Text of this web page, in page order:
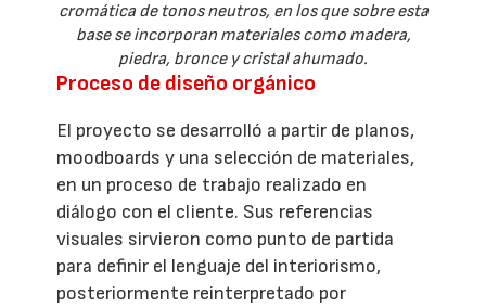
cromática de tonos neutros, en los que sobre esta
base se incorporan materiales como madera,
piedra, bronce y cristal ahumado.
Proceso de diseño orgánico
El proyecto se desarrolló a partir de planos,
moodboards y una selección de materiales,
en un proceso de trabajo realizado en
diálogo con el cliente. Sus referencias
visuales sirvieron como punto de partida
para definir el lenguaje del interiorismo,
posteriormente reinterpretado por